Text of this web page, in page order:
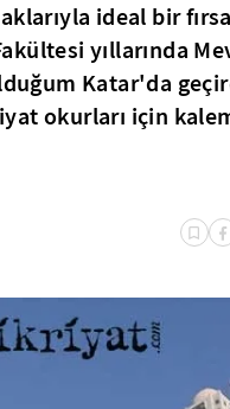
ideal bir
yıllarında
Katar'da
okurları için